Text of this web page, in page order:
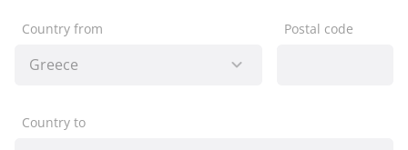
Country from Postal code
Country to